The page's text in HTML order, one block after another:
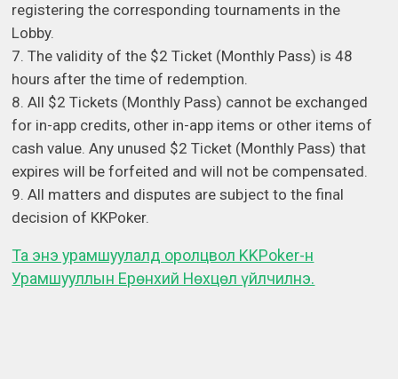
registering the corresponding tournaments in the
Lobby.
7. The validity of the $2 Ticket (Monthly Pass) is 48
hours after the time of redemption.
8. All $2 Tickets (Monthly Pass) cannot be exchanged
for in-app credits, other in-app items or other items of
cash value. Any unused $2 Ticket (Monthly Pass) that
expires will be forfeited and will not be compensated.
9. All matters and disputes are subject to the final
decision of KKPoker.
Та энэ урамшуулалд оролцвол KKPoker-н
Урамшууллын Ерөнхий Нөхцөл үйлчилнэ.